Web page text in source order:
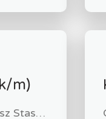
m)
POMOC DROGOWA Dariusz Staszewski